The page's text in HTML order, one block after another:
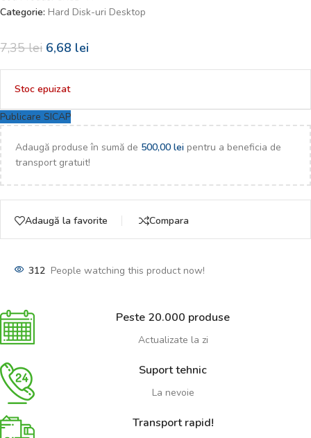
Categorie: Hard Disk-uri Desktop
7,35lei 6,68 lei
Stoc epuizat
Publicare SICAP
Adaugă produse în sumă de 500,00 lei pentru a beneficia de
transport gratuit!
Adaugă la favorite Compara
312 People watching this product now!
Peste 20.000 produse
Actualizate la zi
Suport tehnic
La nevoie
Transport rapid!